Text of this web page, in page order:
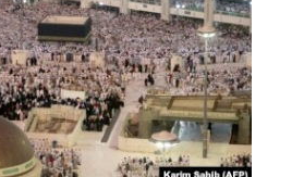
KITABXANASI
STANDARTLARIMIZ